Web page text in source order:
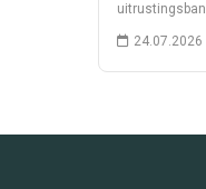
24.07.2026